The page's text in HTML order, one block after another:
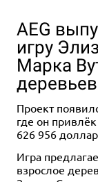
AEG
игру
Марка
Проект
где он
626 956
Игра
взрослое